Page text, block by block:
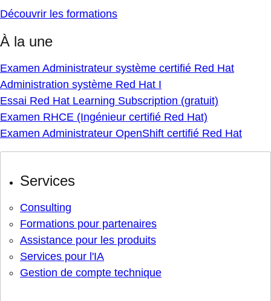
Découvrir les formations
À la une
Examen Administrateur système certifié Red Hat
Administration système Red Hat I
Essai Red Hat Learning Subscription (gratuit)
Examen RHCE (Ingénieur certifié Red Hat)
Examen Administrateur OpenShift certifié Red Hat
Services
Consulting
Formations pour partenaires
Assistance pour les produits
Services pour l'IA
Gestion de compte technique